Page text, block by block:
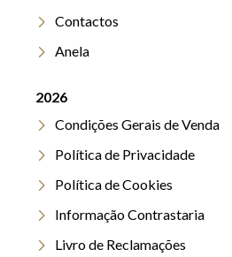
Contactos
Anela
2026
Condições Gerais de Venda
Política de Privacidade
Política de Cookies
Informação Contrastaria
Livro de Reclamações